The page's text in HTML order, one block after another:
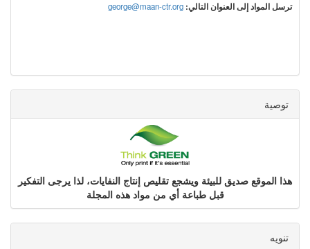
ترسل المواد إلى العنوان التالي: george@maan-ctr.org
توصية
هذا الموقع صديق للبيئة ويشجع تقليص إنتاج النفايات، لذا يرجى التفكير
قبل طباعة أي من مواد هذه المجلة
تنويه